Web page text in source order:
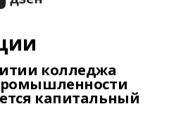
колледжа
капитальный